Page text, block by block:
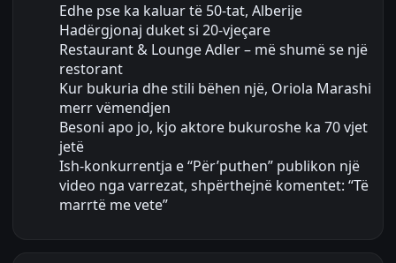
Edhe pse ka kaluar të 50-tat, Alberije
Hadërgjonaj duket si 20-vjeçare
Restaurant & Lounge Adler – më shumë se një
restorant
Kur bukuria dhe stili bëhen një, Oriola Marashi
merr vëmendjen
Besoni apo jo, kjo aktore bukuroshe ka 70 vjet
jetë
Ish-konkurrentja e “Për’puthen” publikon një
video nga varrezat, shpërthejnë komentet: “Të
marrtë me vete”